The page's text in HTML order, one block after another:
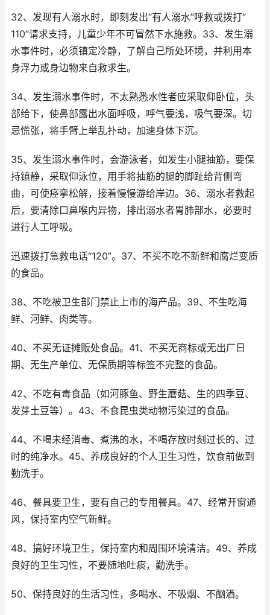
32、发现有人溺水时，即刻发出“有人溺水”呼救或拨打“
110”请求支持，儿童少年不可冒然下水施救。33、发生溺
水事件时，必须镇定冷静，了解自己所处环境，并利用本
身浮力或身边物来自救求生。
34、发生溺水事件时，不太熟悉水性者应采取仰卧位，头
部给下，使鼻部露出水面呼吸，呼气要浅，吸气要深。切
忌慌张，将手臂上举乱扑动，加速身体下沉。
35、发生溺水事件时，会游泳者，如发生小腿抽筋，要保
持镇静，采取仰泳位，用手将抽筋的腿的脚趾给背侧弯
曲，可使痉挛松解，接着慢慢游给岸边。36、溺水者救起
后，要清除口鼻喉内异物，排出溺水者胃肺部水，必要时
进行人工呼吸。
迅速拨打急救电话“120”。37、不买不吃不新鲜和腐烂变质
的食品。
38、不吃被卫生部门禁止上市的海产品。39、不生吃海
鲜、河鲜、肉类等。
40、不买无证摊贩处食品。41、不买无商标或无出厂日
期、无生产单位、无保质期等标签不完整的食品。
42、不吃有毒食品（如河豚鱼、野生蘑菇、生的四季豆、
发芽土豆等）。43、不食昆虫类动物污染过的食品。
44、不喝未经消毒、煮沸的水，不喝存放时刻过长的、过
时的纯净水。45、养成良好的个人卫生习性，饮食前做到
勤洗手。
46、餐具要卫生，要有自己的专用餐具。47、经常开窗通
风，保持室内空气新鲜。
48、搞好环境卫生，保持室内和周围环境清洁。49、养成
良好的卫生习性，不要随地吐痰，勤洗手。
50、保持良好的生活习性，多喝水、不吸烟、不酗酒。